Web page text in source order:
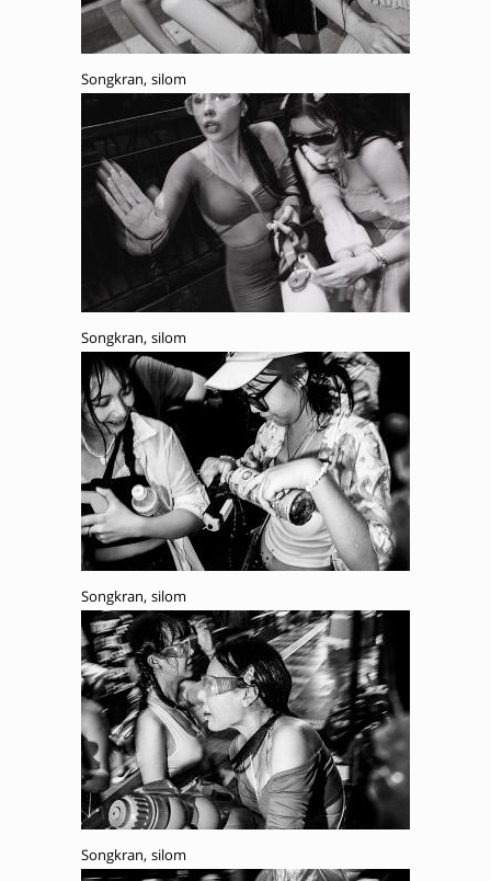
Songkran, silom
Songkran, silom
Songkran, silom
Songkran, silom